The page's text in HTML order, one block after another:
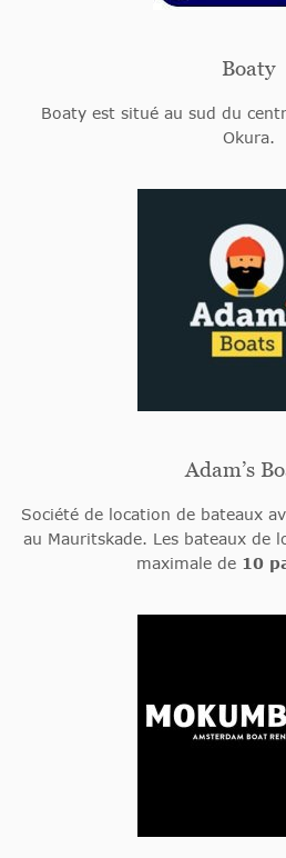
Boaty
Boaty est situé au sud du
Okura.
Adam’s
Société de location de bateaux
au Mauritskade. Les bateaux de
maximale de 10